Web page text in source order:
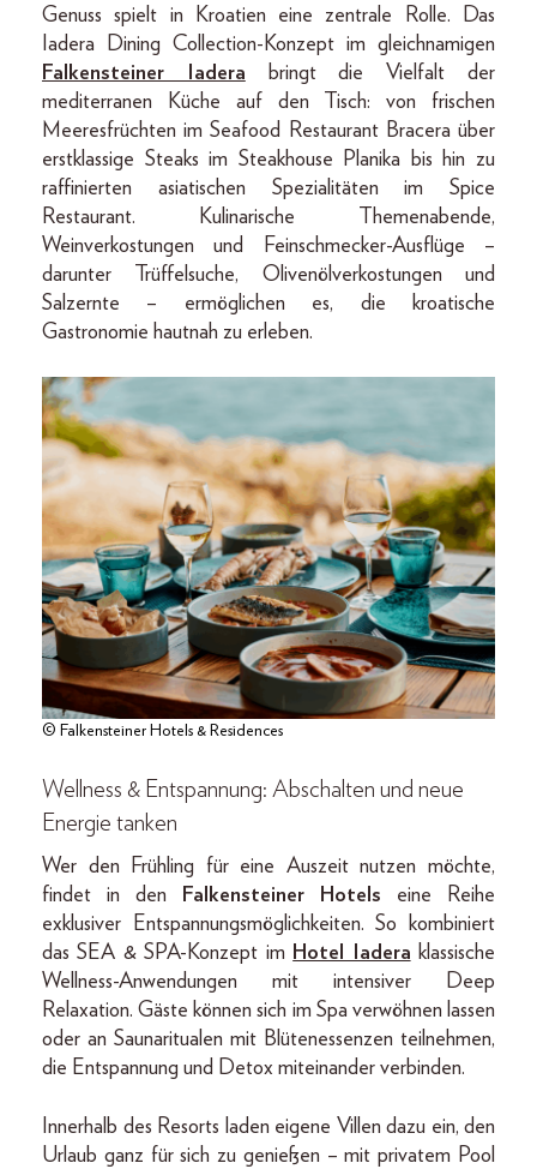
Genuss spielt in Kroatien eine zentrale Rolle. Das
Iadera Dining Collection-Konzept im gleichnamigen
Falkensteiner Iadera bringt die Vielfalt der
mediterranen Küche auf den Tisch: von frischen
Meeresfrüchten im Seafood Restaurant Bracera über
erstklassige Steaks im Steakhouse Planika bis hin zu
raffinierten asiatischen Spezialitäten im Spice
Restaurant. Kulinarische Themenabende,
Weinverkostungen und Feinschmecker-Ausflüge –
darunter Trüffelsuche, Olivenölverkostungen und
Salzernte – ermöglichen es, die kroatische
Gastronomie hautnah zu erleben.
© Falkensteiner Hotels & Residences
Wellness & Entspannung: Abschalten und neue
Energie tanken
Wer den Frühling für eine Auszeit nutzen möchte,
findet in den
Falkensteiner Hotels eine Reihe
exklusiver Entspannungsmöglichkeiten. So kombiniert
das SEA & SPA-Konzept im Hotel Iadera klassische
Wellness-Anwendungen mit intensiver Deep
Relaxation. Gäste können sich im Spa verwöhnen lassen
oder an Saunaritualen mit Blütenessenzen teilnehmen,
die Entspannung und Detox miteinander verbinden.
Innerhalb des Resorts laden eigene Villen dazu ein, den
Urlaub ganz für sich zu genießen – mit privatem Pool